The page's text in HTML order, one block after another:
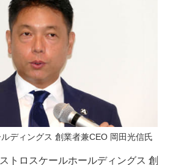
ディングス 創業者兼CEO 岡田光信氏
トロスケールホールディングス 創